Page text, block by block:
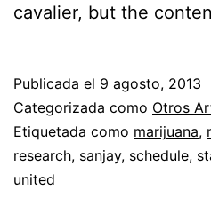
cavalier, but the
Publicada el 9 agosto, 2013
Categorizada como Otros
Etiquetada como marijuana,
research, sanjay, schedule,
united